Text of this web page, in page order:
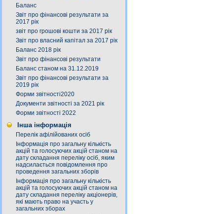
Баланс
Звіт про фінансові результати за
2017 рік
звіт про грошові кошти за 2017 рік
Звіт про власний капітал за 2017 рік
Баланс 2018 рік
Звіт про фінансові результати
Баланс станом на 31.12.2019
Звіт про фінансові результати за
2019 рік
Форми звітності2020
Документи звітності за 2021 рік
Форми звітності 2022
Інша інформація
Перелік афілійованих осіб
Інформація про загальну кількість
акцій та голосуючих акцій станом на
дату складання переліку осіб, яким
надсилається повідомлення про
проведення загальних зборів
Інформація про загальну кількість
акцій та голосуючих акцій станом на
дату складання переліку акціонерів,
які мають право на участь у
загальних зборах